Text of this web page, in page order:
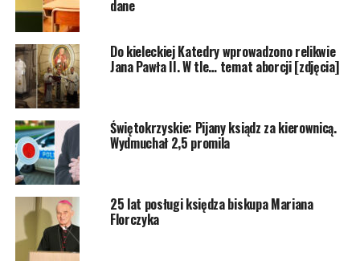
dane
Do kieleckiej Katedry wprowadzono relikwie
Jana Pawła II. W tle… temat aborcji [zdjęcia]
Świętokrzyskie: Pijany ksiądz za kierownicą.
Wydmuchał 2,5 promila
25 lat posługi księdza biskupa Mariana
Florczyka